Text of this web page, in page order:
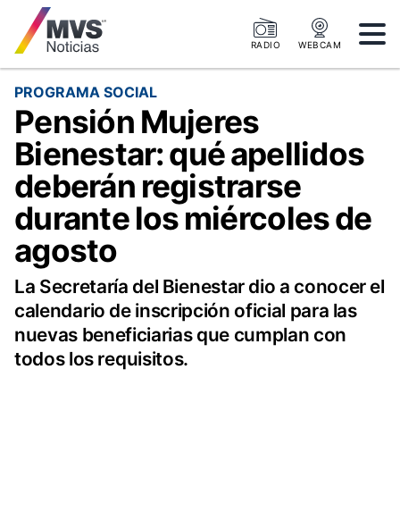
RADIO WEBCAM
PROGRAMA SOCIAL
Pensión Mujeres
Bienestar: qué apellidos
deberán registrarse
durante los miércoles de
agosto
La Secretaría del Bienestar dio a conocer el
calendario de inscripción oficial para las
nuevas beneficiarias que cumplan con
todos los requisitos.